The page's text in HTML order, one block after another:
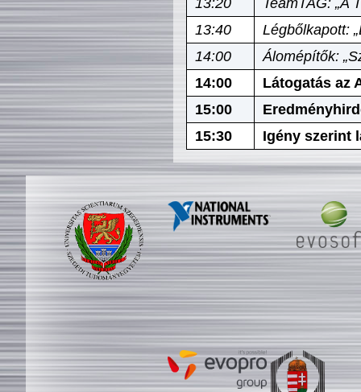
13:40
Légbőlkapott:
14:00
Álomépítők:
14:00
Látogatás az
15:00
15:30
Igény szerint